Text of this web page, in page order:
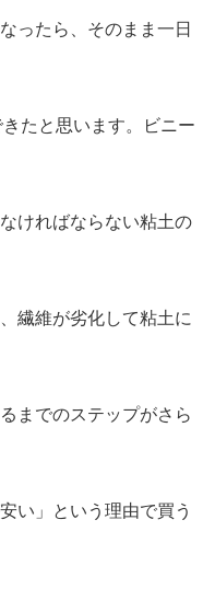
ったら、そのまま一日
たと思います。ビニー
ければならない粘土の
繊維が劣化して粘土に
までのステップがさら
い」という理由で買う